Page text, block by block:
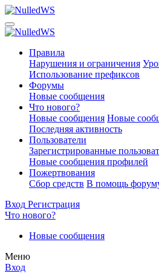
Правила
Нарушения и ограничения
Использование префиксов
Форумы
Новые сообщения
Что нового?
Новые сообщения Новые
Последняя активность
Пользователи
Зарегистрированные
Новые сообщения профилей
Пожертвования
Сбор средств В помощь
Вход Регистрация
Что нового?
Новые сообщения
Меню
Вход